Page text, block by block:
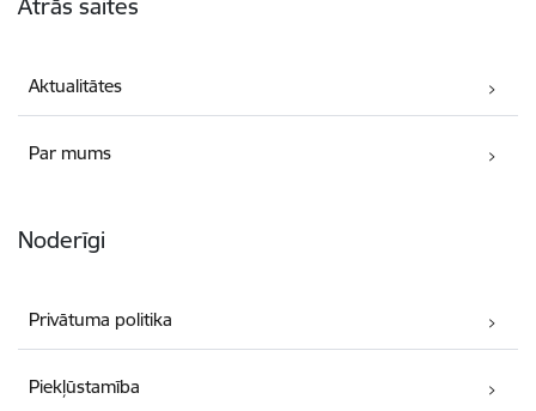
Ātrās saites
Aktualitātes
Par mums
Noderīgi
Privātuma politika
Piekļūstamība